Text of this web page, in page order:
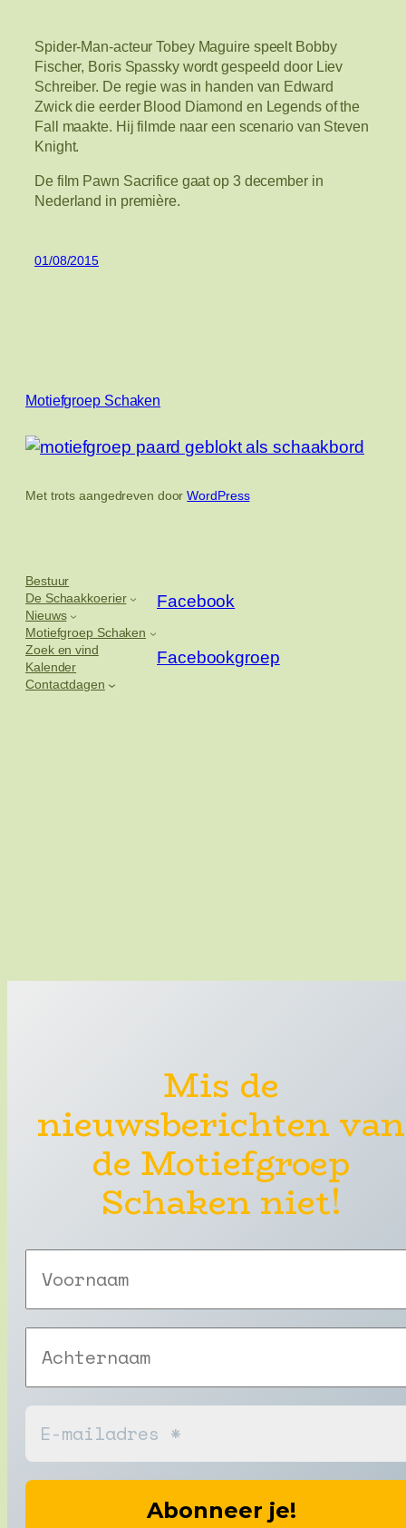
Spider-Man-acteur Tobey Maguire speelt Bobby
Fischer, Boris Spassky wordt gespeeld door Liev
Schreiber. De regie was in handen van Edward
Zwick die eerder Blood Diamond en Legends of the
Fall maakte. Hij filmde naar een scenario van Steven
Knight.
De film Pawn Sacrifice gaat op 3 december in
Nederland in première.
01/08/2015
Motiefgroep Schaken
Met trots aangedreven doorWordPress
Bestuur
De Schaakkoerier
Nieuws
Motiefgroep Schaken
Zoek en vind
Kalender
Contactdagen
Facebook
Facebookgroep
Mis de
nieuwsberichten van
de Motiefgroep
Schaken niet!